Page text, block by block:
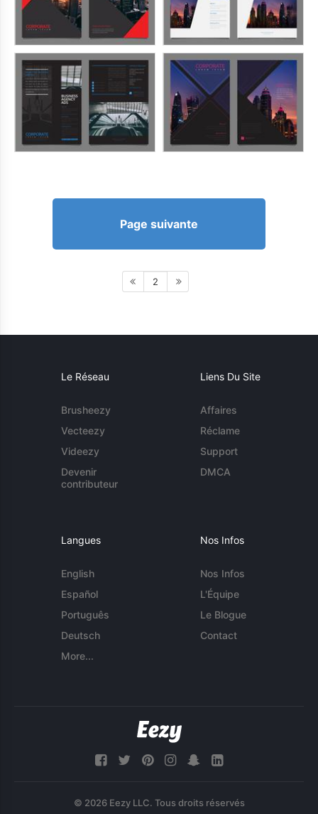
Page suivante
2
Le Réseau
Brusheezy
Vecteezy
Videezy
Devenir
contributeur
Liens Du Site
Affaires
Réclame
Support
DMCA
Langues
English
Español
Português
Deutsch
More...
Nos Infos
Nos Infos
L'Équipe
Le Blogue
Contact
© 2026 Eezy LLC. Tous droits réservés